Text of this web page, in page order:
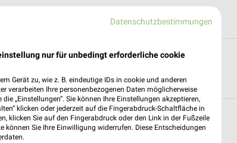
Schwenningen
Datenschutzbestimmungen
nur für unbedingt erforderliche cookie
Gerät zu, wie z. B. eindeutige IDs in cookie und anderen
verarbeiten Ihre personenbezogenen Daten möglicherweise
„Einstellungen“. Sie können Ihre Einstellungen akzeptieren,
klicken oder jederzeit auf die Fingerabdruck-Schaltfläche in
klicken Sie auf den Fingerabdruck oder den Link in der Fußzeile
können Sie Ihre Einwilligung widerrufen. Diese Entscheidungen